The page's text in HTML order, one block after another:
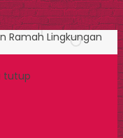
Ramah Lingkungan
tutup